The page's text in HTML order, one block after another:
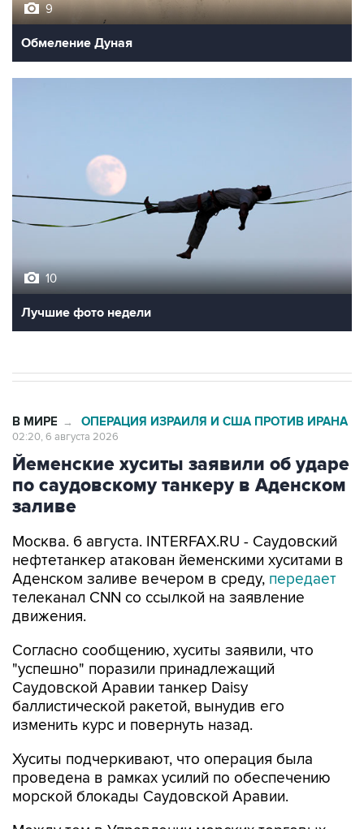
Обмеление Дуная
Лучшие фото недели
Йеменские хуситы заявили об ударе
по саудовскому танкеру в Аденском
заливе
Москва. 6 августа. INTERFAX.RU - Саудовский
Аденском заливе вечером в среду,передает
телеканал CNN со ссылкой на заявление
движения.
Согласно сообщению, хуситы заявили, что
Саудовской Аравии танкер Daisy
баллистической ракетой, вынудив его
изменить курс и повернуть назад.
Хуситы подчеркивают, что операция была
морской блокады Саудовской Аравии.
Между тем в Управлении морских торговых